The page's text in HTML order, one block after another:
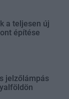
a teljesen új
építése
jelzőlámpás